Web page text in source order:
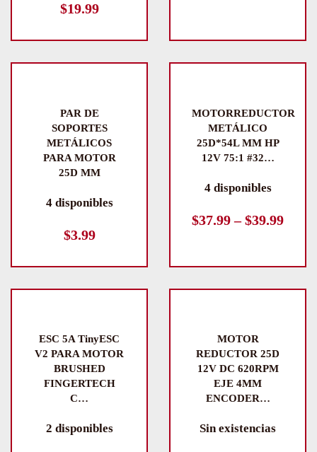
$19.99
PAR DE
SOPORTES
METÁLICOS
PARA MOTOR
25D MM
4 disponibles
$3.99
MOTORREDUCTOR
METÁLICO
25D*54L MM HP
12V 75:1 #32…
4 disponibles
$37.99 – $39.99
ESC 5A TinyESC
V2 PARA MOTOR
BRUSHED
FINGERTECH
C…
2 disponibles
MOTOR
REDUCTOR 25D
12V DC 620RPM
EJE 4MM
ENCODER…
Sin existencias